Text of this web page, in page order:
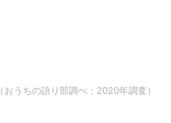
（おうちの語り部調べ：2020年調査）